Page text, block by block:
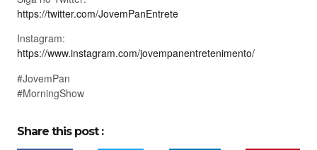
https://twitter.com/JovemPanEntrete
Instagram:
https://www.instagram.com/jovempanentretenimento/
#JovemPan
#MorningShow
Share this post :